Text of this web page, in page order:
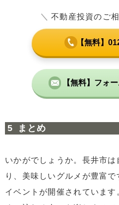
＼ 不動産投資のご
【無料】
【無料】フォ
まとめ
いかがでしょうか。長井市
り、美味しいグルメが豊富
イベントが開催されていま